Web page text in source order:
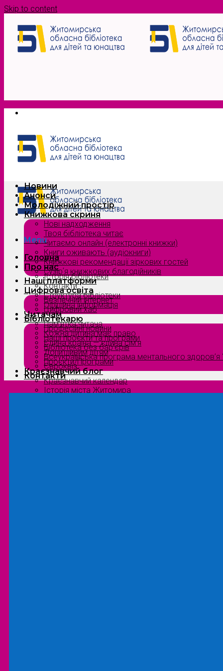
Skip to content
Menu
Головна
Про нас
Історія бібліотеки
Контакти
Структура бібліотеки
Офіційна інформація
Читачам
Пам’ятка читача
Кожна дитина має право
Єдина країна — єдина сім’я
Допитливим дітям
Проєкти/Програми
Краєзнавчий блог
Краєзнавчий календар
Історія міста Житомира
Новини
Анонси
Молодіжний простір
Книжкова скриня
Нові надходження
Твоя бібліотека читає
Читаємо онлайн (електронні книжки)
Книги оживають (аудіокниги)
Книжкові рекомендації зіркових гостей
Сузірʼя книжкових благодійників
Наші платформи
Цифрова освіта
Безпечний інтернет
Цифровий хаб
Бібліотекарю
Професійні новини
Наші проєкти та програми
Бібліотека без бар’єрів
Всеукраїнська програма ментального здоров’я
Євроквіз
Контакти